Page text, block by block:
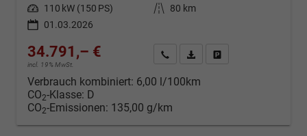
Leistung 110 kW (150 PS) Kilometerstand
80 km
01.03.2026
34.791,– €
incl. 19% MwSt.
Kontakt & Angebot anfordern
PDF-Datei, Fahrzeugexposé
Verbrauch kombiniert: 6,00 l/100km
CO2-Klasse: D
CO2-Emissionen: 135,00 g/km